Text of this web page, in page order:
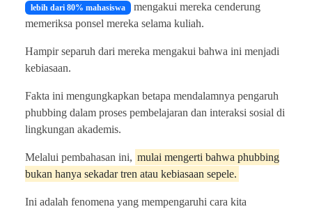
lebih dari 80% mahasiswa mengakui mereka cenderung
memeriksa ponsel mereka selama kuliah.
Hampir separuh dari mereka mengakui bahwa ini menjadi
kebiasaan.
Fakta ini mengungkapkan betapa mendalamnya pengaruh
phubbing dalam proses pembelajaran dan interaksi sosial di
lingkungan akademis.
Melalui pembahasan ini, mulai mengerti bahwa phubbing
bukan hanya sekadar tren atau kebiasaan sepele.
Ini adalah fenomena yang mempengaruhi cara kita